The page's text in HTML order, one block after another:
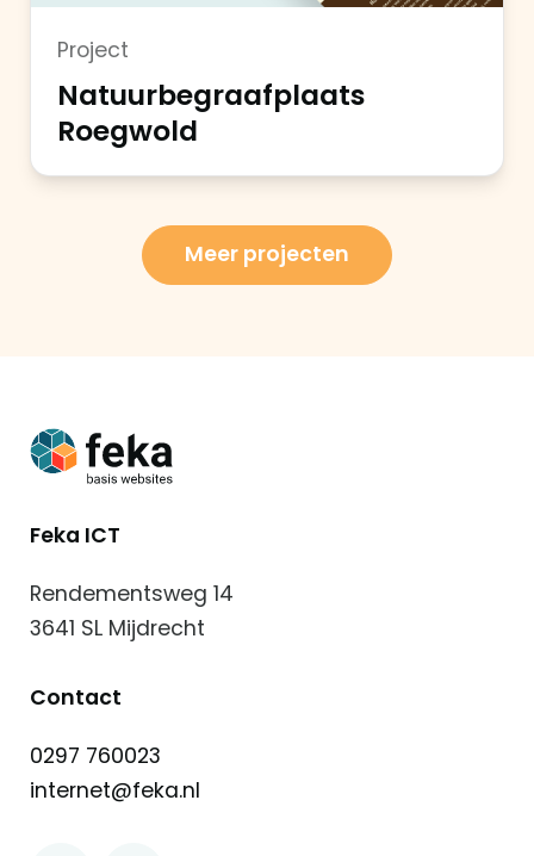
Project
Natuurbegraafplaats
Roegwold
Meer projecten
der
Meer
Hoveniers
Feka ICT
Rendementsweg 14
3641 SL Mijdrecht
Contact
0297 760023
internet@feka.nl